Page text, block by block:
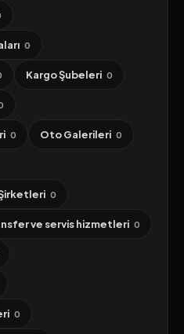
0
Kargo Şubeleri 0
0 Oto Galerileri 0
Şirketleri 0
ve servis hizmetleri 0
0